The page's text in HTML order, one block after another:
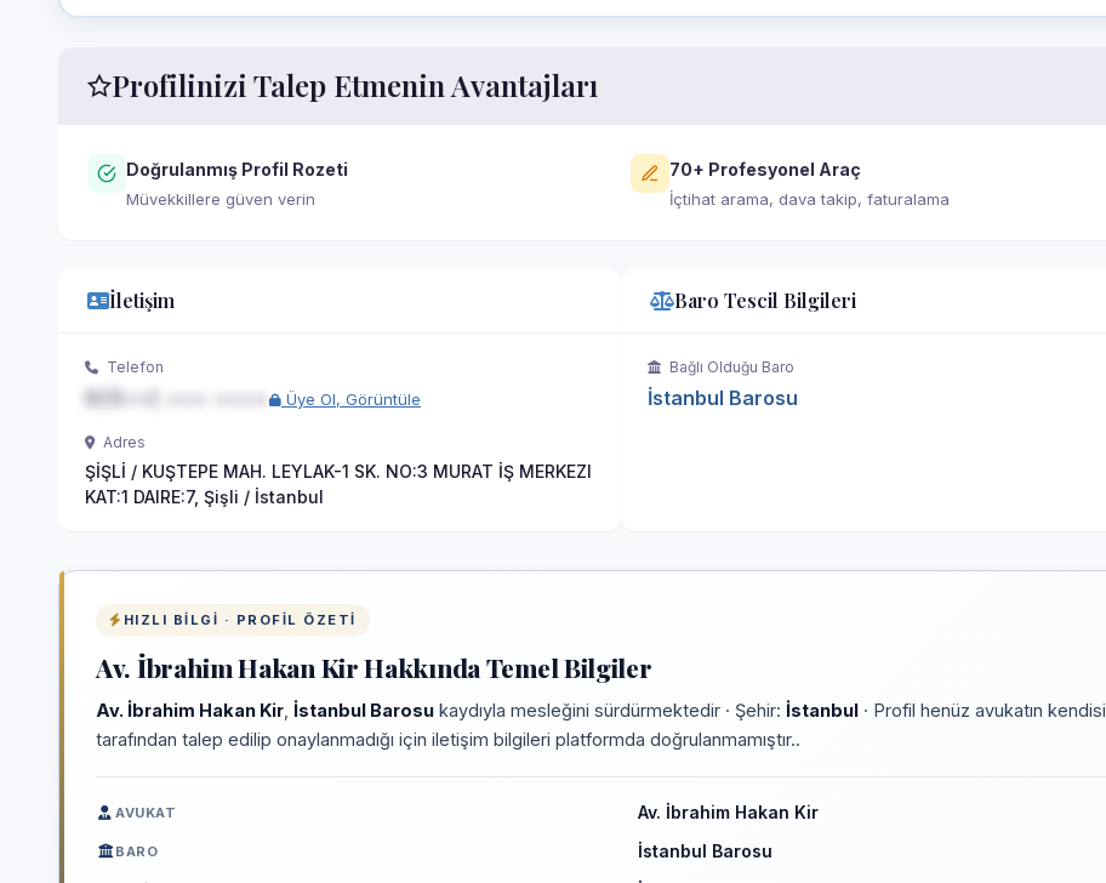
Profilinizi Talep Etmenin Avantajları
Doğrulanmış Profil Rozeti
Müvekkillere güven verin
70+ Profesyonel Araç
İçtihat arama, dava takip, faturalama
İletişim
Telefon
Üye Ol, Görüntüle
Adres
ŞİŞLİ / KUŞTEPE MAH. LEYLAK-1 SK. NO:3 MURAT İŞ MERKEZI
KAT:1 DAIRE:7, Şişli / İstanbul
Baro Tescil Bilgileri
Bağlı Olduğu Baro
İstanbul Barosu
HIZLI BILGI · PROFIL ÖZETI
Av. İbrahim Hakan Kir Hakkında Temel Bilgiler
Av. İbrahim Hakan Kir İstanbul Barosu kaydıyla mesleğini sürdürmektedir · Şehir: İstanbul · Profil henüz avukatın kendisi
tarafından talep edilip onaylanmadığı için iletişim bilgileri platformda doğrulanmamıştır..
AVUKAT Av. İbrahim Hakan Kir
BARO İstanbul Barosu